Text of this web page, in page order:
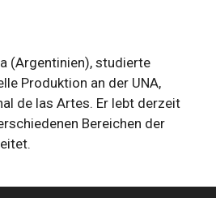
(Argentinien), studierte
Produktion an der UNA,
de las Artes. Er lebt derzeit
Bereichen der